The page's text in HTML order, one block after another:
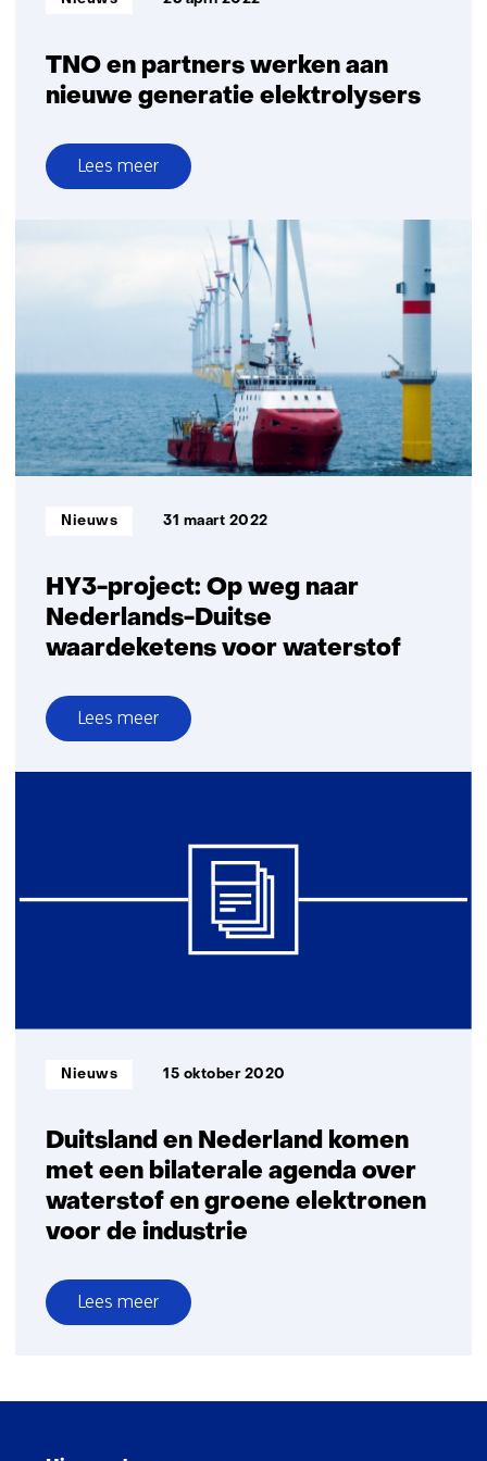
TNO en partners werken aan
nieuwe generatie elektrolysers
Lees meer
over
generatie
elektrolysers
HY3-project: Op weg naar
Nederlands-Duitse
waardeketens voor waterstof
Informatietype:
Nieuws 31 maart 2022
Lees meer
over
HY3-
Nederlands-
waardeketens
Duitsland en Nederland komen
met een bilaterale agenda over
waterstof en groene elektronen
voor de industrie
Informatietype:
Nieuws 15 oktober 2020
Lees meer
over
Nederland